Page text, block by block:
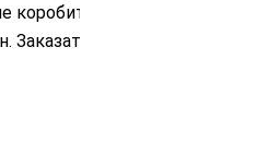
коробится и не трескается
Заказать термовагонку